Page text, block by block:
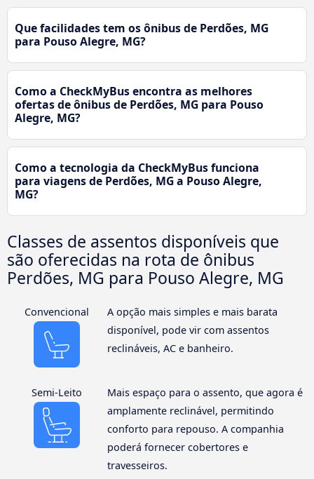
Que facilidades tem os ônibus de Perdões, MG
para Pouso Alegre, MG?
Como a CheckMyBus encontra as melhores
ofertas de ônibus de Perdões, MG para Pouso
Alegre, MG?
Como a tecnologia da CheckMyBus funciona
para viagens de Perdões, MG a Pouso Alegre,
MG?
Classes de assentos disponíveis que
são oferecidas na rota de ônibus
Perdões, MG para Pouso Alegre, MG
Convencional
A opção mais simples e mais barata
disponível, pode vir com assentos
reclináveis, AC e banheiro.
Semi-Leito
Mais espaço para o assento, que agora é
amplamente reclinável, permitindo
conforto para repouso. A companhia
poderá fornecer cobertores e
travesseiros.